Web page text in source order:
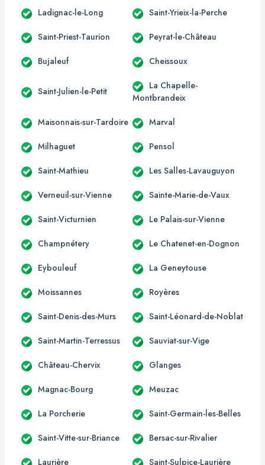
Ladignac-le-Long Saint-Yrieix-la-Perche
Saint-Priest-Taurion Peyrat-le-Château
Bujaleuf Cheissoux
Saint-Julien-le-Petit
La Chapelle-
Montbrandeix
Maisonnais-sur-Tardoire Marval
Milhaguet Pensol
Saint-Mathieu Les Salles-Lavauguyon
Verneuil-sur-Vienne Sainte-Marie-de-Vaux
Saint-Victurnien Le Palais-sur-Vienne
Champnétery Le Chatenet-en-Dognon
Eybouleuf La Geneytouse
Moissannes Royères
Saint-Denis-des-Murs Saint-Léonard-de-Noblat
Saint-Martin-Terressus Sauviat-sur-Vige
Château-Chervix Glanges
Magnac-Bourg Meuzac
La Porcherie Saint-Germain-les-Belles
Saint-Vitte-sur-Briance Bersac-sur-Rivalier
Laurière Saint-Sulpice-Laurière